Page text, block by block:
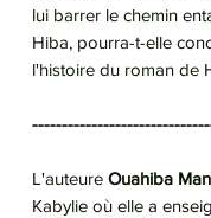
lui barrer le chemin
Hiba, pourra-t-elle
l'histoire du roman de
L'auteure Ouahiba
Kabylie où elle a